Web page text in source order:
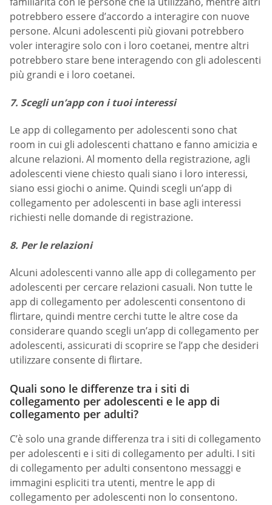
potrebbero essere d’accordo a interagire con nuove
persone. Alcuni adolescenti più giovani potrebbero
voler interagire solo con i loro coetanei, mentre altri
potrebbero stare bene interagendo con gli adolescenti
più grandi e i loro coetanei.
7. Scegli un’app con i tuoi interessi
Le app di collegamento per adolescenti sono chat
room in cui gli adolescenti chattano e fanno amicizia e
alcune relazioni. Al momento della registrazione, agli
adolescenti viene chiesto quali siano i loro interessi,
siano essi giochi o anime. Quindi scegli un’app di
collegamento per adolescenti in base agli interessi
richiesti nelle domande di registrazione.
8. Per le relazioni
Alcuni adolescenti vanno alle app di collegamento per
adolescenti per cercare relazioni casuali. Non tutte le
app di collegamento per adolescenti consentono di
flirtare, quindi mentre cerchi tutte le altre cose da
considerare quando scegli un’app di collegamento per
adolescenti, assicurati di scoprire se l’app che desideri
utilizzare consente di flirtare.
Quali sono le differenze tra i siti di
collegamento per adolescenti e le app di
collegamento per adulti?
C’è solo una grande differenza tra i siti di collegamento
per adolescenti e i siti di collegamento per adulti. I siti
di collegamento per adulti consentono messaggi e
immagini espliciti tra utenti, mentre le app di
collegamento per adolescenti non lo consentono.